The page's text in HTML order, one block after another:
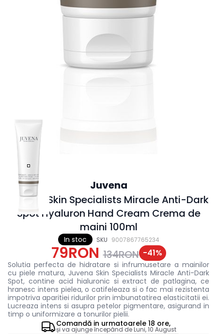
In stoc SKU 9007867765234
Juvena
Juvena Skin Specialists Miracle Anti-Dark
Spot Hyaluron Hand Cream Crema de
maini 100ml
79RON 134RON -41%
Solutia perfecta de hidratare si infrumusetare a mainilor
cu piele matura, Juvena Skin Specialists Miracle Anti-Dark
Spot, contine acid hialuronic si extract de patlagina, ce
hranesc intens pielea, o catifeleaza si o fac mai rezistenta
impotriva aparitiei ridurilor prin imbunatatirea elasticitatii ei.
Lucreaza intens si asupra petelor pigmentare, asigurand in
timp o uniformizare a tonurilor pielii.
Comandă in urmatoarele 18 ore,
și va ajunge începând deLuni, 10 August